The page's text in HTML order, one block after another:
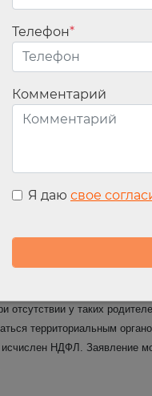
и прочее.
со дня его официального
по истечении 180 дней
семейной
положений
родителям, имеющим двух
назначения,
дохода семьи, перечень
также перечень
на получение
на душу населения,
за назначением выплаты.
(усыновителей,
у таких
территориальным
НДФЛ. Заявление
Телефон*
Комментарий
Я даю свое